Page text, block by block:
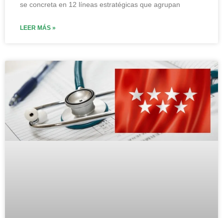
se concreta en 12 líneas estratégicas que agrupan
LEER MÁS »